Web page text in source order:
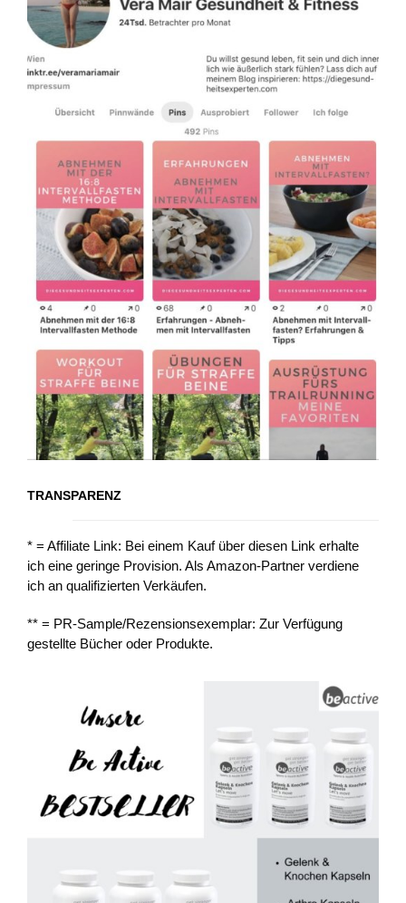
TRANSPARENZ
* = Affiliate Link: Bei einem Kauf über diesen Link erhalte
ich eine geringe Provision. Als Amazon-Partner verdiene
ich an qualifizierten Verkäufen.
** = PR-Sample/Rezensionsexemplar: Zur Verfügung
gestellte Bücher oder Produkte.